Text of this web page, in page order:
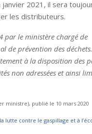
2021, il sera
les distributeurs.
par le ministère chargé de
de prévention des déchets.
à la disposition des
non adressées et ainsi
ministre), publié le 10 mars 2020
lutte contre le gaspillage et à